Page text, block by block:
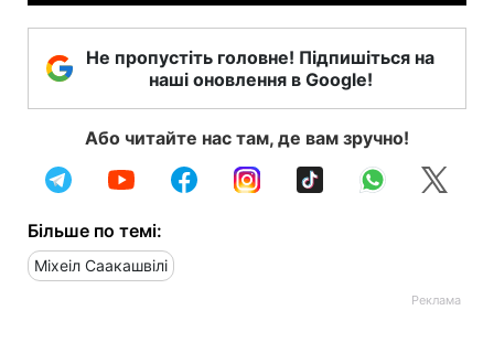
Не пропустіть головне! Підпишіться на
наші оновлення в Google!
Або читайте нас там, де вам зручно!
Більше по темі:
Міхеіл Саакашвілі